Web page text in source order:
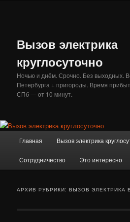
Вызов электрика
круглосуточно
Ночью и днём. Срочно. Без выходных.
Петербурга + пригороды. Время
СПб — от 10 минут.
Главная Вызов электрика
Сотрудничество Это интересно
АРХИВ РУБРИКИ:ВЫЗОВ ЭЛЕКТРИКА